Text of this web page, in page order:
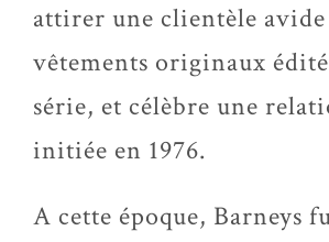
attirer une clientèle avide
vêtements originaux
série, et célèbre une
initiée en 1976.
A cette époque, Barneys